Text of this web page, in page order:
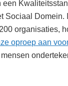
een
Sociaal Domein.
organisaties,
oproep aan